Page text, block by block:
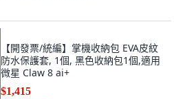
【開發票/統編】掌機收納包 EVA皮紋
防水保護套, 1個, 黑色收納包1個,適用
微星 Claw 8 ai+
$1,415